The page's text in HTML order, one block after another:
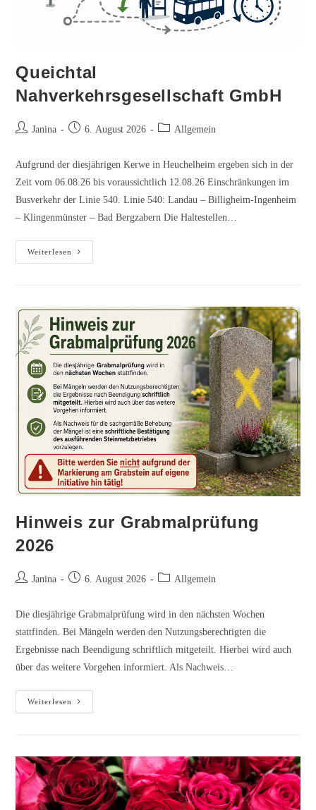
Queichtal
Nahverkehrsgesellschaft GmbH
Beitrags-
Janina
Beitrag6. August 2026
Beitrags-
Allgemein
Aufgrund der diesjährigen Kerwe in Heuchelheim ergeben sich in der
Zeit vom 06.08.26 bis voraussichtlich 12.08.26 Einschränkungen im
Busverkehr der Linie 540. Linie 540: Landau – Billigheim-Ingenheim
– Klingenmünster – Bad Bergzabern Die Haltestellen…
Weiterlesen
Nahverkehrsgesellschaft
Hinweis zur Grabmalprüfung
2026
Beitrags-
Janina
Beitrag6. August 2026
Beitrags-Allgemein
Die diesjährige Grabmalprüfung wird in den nächsten Wochen
stattfinden. Bei Mängeln werden den Nutzungsberechtigten die
Ergebnisse nach Beendigung schriftlich mitgeteilt. Hierbei wird auch
über das weitere Vorgehen informiert. Als Nachweis…
Weiterlesen
zur